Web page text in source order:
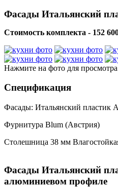
Фасады Итальянский
Стоимость комплекта - 152
Нажмите на фото для просмотра
Спецификация
Фасады: Итальянский пластик
Фурнитура Blum (Австрия)
Столешница 38 мм
Фасады Итальянский
алюминиевом профиле